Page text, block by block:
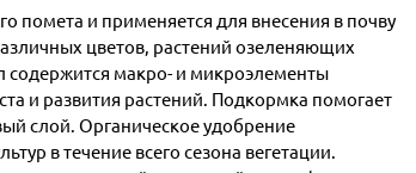
помета и применяется для внесения в почву
цветов, растений озеленяющих
содержится макро- и микроэлементы
и развития растений. Подкормка помогает
слой. Органическое удобрение
в течение всего сезона вегетации.